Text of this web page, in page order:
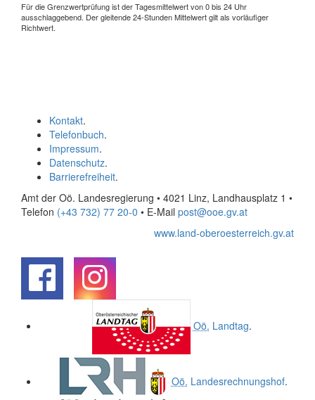
Für die Grenzwertprüfung ist der Tagesmittelwert von 0 bis 24 Uhr
ausschlaggebend. Der gleitende 24-Stunden Mittelwert gilt als vorläufiger
Richtwert.
Kontakt.
Telefonbuch.
Impressum.
Datenschutz.
Barrierefreiheit.
Amt der Oö. Landesregierung • 4021 Linz, Landhausplatz 1 •
Telefon (+43 732) 77 20-0 • E-Mail post@ooe.gv.at
www.land-oberoesterreich.gv.at
Oö. Landtag.
Oö. Landesrechnungshof.